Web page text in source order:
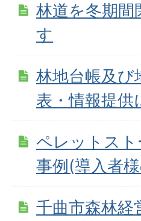
林道を冬期間
す
林地台帳及び
表・情報提供
ペレットスト
事例(導入者
千曲市森林経